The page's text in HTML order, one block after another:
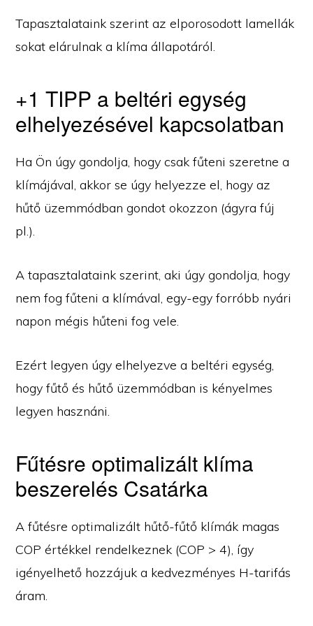
Tapasztalataink szerint az elporosodott lamellák
sokat elárulnak a klíma állapotáról.
+1 TIPP a beltéri egység
elhelyezésével kapcsolatban
Ha Ön úgy gondolja, hogy csak fűteni szeretne a
klímájával, akkor se úgy helyezze el, hogy az
hűtő üzemmódban gondot okozzon (ágyra fúj
pl.).
A tapasztalataink szerint, aki úgy gondolja, hogy
nem fog fűteni a klímával, egy-egy forróbb nyári
napon mégis hűteni fog vele.
Ezért legyen úgy elhelyezve a beltéri egység,
hogy fűtő és hűtő üzemmódban is kényelmes
legyen hasznáni.
Fűtésre optimalizált klíma
beszerelés Csatárka
A fűtésre optimalizált hűtő-fűtő klímák magas
COP értékkel rendelkeznek (COP > 4), így
igényelhető hozzájuk a kedvezményes H-tarifás
áram.